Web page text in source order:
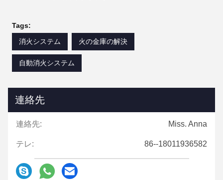
Tags:
消火システム
火の金庫の解決
自動消火システム
連絡先
連絡先: Miss. Anna
テレ: 86--18011936582